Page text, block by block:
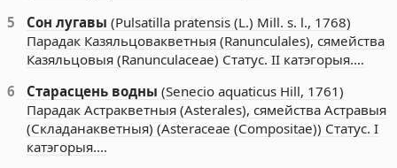
5
Сон лугавы (Pulsatilla pratensis (L.) Mill. s. l., 1768)
Парадак Казяльцовакветныя (Ranunculales), сямейства
Казяльцовыя (Ranunculaceae) Статус. II катэгорыя.…
6
Старасцень водны (Senecio aquaticus Hill, 1761)
Парадак Астракветныя (Asterales), сямейства Астравыя
(Складанакветныя) (Asteraceae (Compositae)) Статус. I
катэгорыя.…